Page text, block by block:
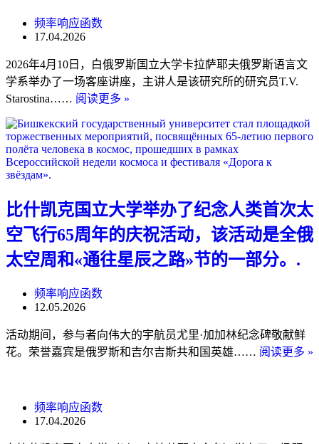
频率响应函数
17.04.2026
2026年4月10日，白俄罗斯国立大学卡拉萨耶夫俄罗斯语言文
学系举办了一场客座讲座，主讲人是该研究所的研究员T.V.
Starostina…… 阅读更多 »
比什凯克国立大学举办了纪念人类首次太
空飞行65周年的庆祝活动，该活动是全俄
太空周和«通往星辰之路»节的一部分。.
频率响应函数
12.05.2026
活动期间，参与者向伟大的宇航员尤里·加加林纪念碑敬献鲜
花。荣誉嘉宾是俄罗斯和吉尔吉斯共和国英雄…… 阅读更多 »
频率响应函数
17.04.2026